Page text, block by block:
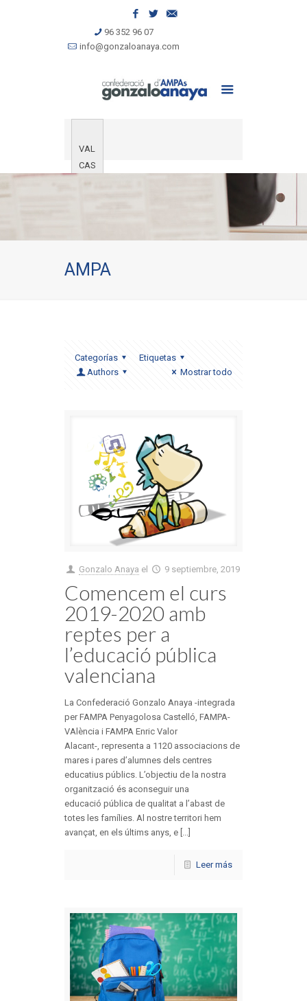
96 352 96 07
info@gonzaloanaya.com
VAL
CAS
AMPA
Categorías
Etiquetas
Authors
Mostrar todo
Gonzalo Anaya el 9 septiembre, 2019
Comencem el curs
2019-2020 amb
reptes per a
l’educació pública
valenciana
La Confederació Gonzalo Anaya -integrada
per FAMPA Penyagolosa Castelló, FAMPA-
VAlència i FAMPA Enric Valor
Alacant-, representa a 1120 associacions de
mares i pares d’alumnes dels centres
educatius públics. L’objectiu de la nostra
organització és aconseguir una
educació pública de qualitat a l’abast de
totes les famílies. Al nostre territori hem
avançat, en els últims anys, e [...]
Leer más